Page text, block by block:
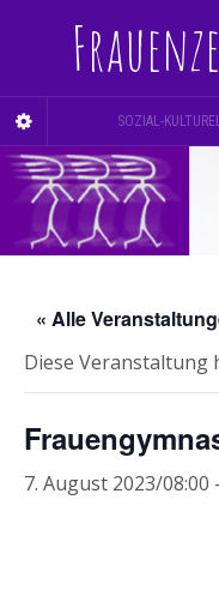
SOZIAL-
« Alle
Diese Veranstaltung
7. August 2023/08:00 -